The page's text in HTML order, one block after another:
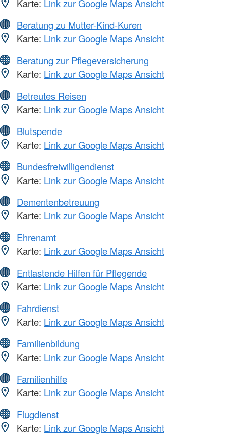
Karte: Link zur Google Maps Ansicht
Beratung zu Mutter-Kind-Kuren
Karte: Link zur Google Maps Ansicht
Beratung zur Pflegeversicherung
Karte: Link zur Google Maps Ansicht
Betreutes Reisen
Karte: Link zur Google Maps Ansicht
Blutspende
Karte: Link zur Google Maps Ansicht
Bundesfreiwilligendienst
Karte: Link zur Google Maps Ansicht
Dementenbetreuung
Karte: Link zur Google Maps Ansicht
Ehrenamt
Karte: Link zur Google Maps Ansicht
Entlastende Hilfen für Pflegende
Karte: Link zur Google Maps Ansicht
Fahrdienst
Karte: Link zur Google Maps Ansicht
Familienbildung
Karte: Link zur Google Maps Ansicht
Familienhilfe
Karte: Link zur Google Maps Ansicht
Flugdienst
Karte: Link zur Google Maps Ansicht